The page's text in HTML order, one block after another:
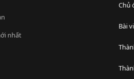
nhất
Chủ
Bài